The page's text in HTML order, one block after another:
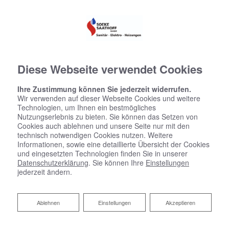
Diese Webseite verwendet Cookies
Ihre Zustimmung können Sie jederzeit widerrufen.
Wir verwenden auf dieser Webseite Cookies und weitere
Technologien, um Ihnen ein bestmögliches
Nutzungserlebnis zu bieten. Sie können das Setzen von
Cookies auch ablehnen und unsere Seite nur mit den
technisch notwendigen Cookies nutzen. Weitere
Informationen, sowie eine detaillierte Übersicht der Cookies
und eingesetzten Technologien finden Sie in unserer
Datenschutzerklärung. Sie können Ihre Einstellungen
jederzeit ändern.
Akzeptieren
Einstellungen
Ablehnen
Ablehnen